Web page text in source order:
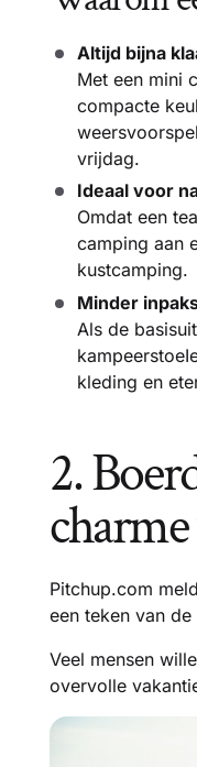
Altijd bijna
Met een mini
compacte
vrijdag.
Ideaal voor
Omdat een
camping aan
kustcamping.
Minder
Als de
kleding en
2.
Pitchup.com
een teken van
Veel mensen
overvolle